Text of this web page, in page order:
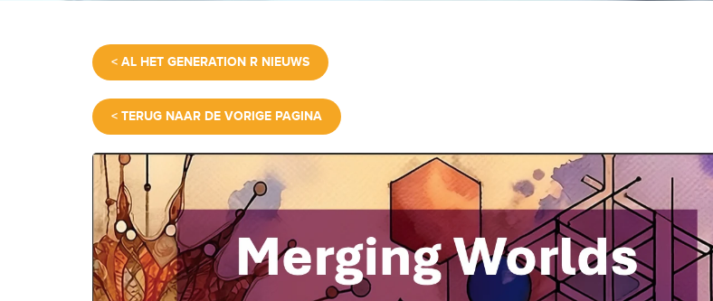
< AL HET GENERATION R NIEUWS
< TERUG NAAR DE VORIGE PAGINA